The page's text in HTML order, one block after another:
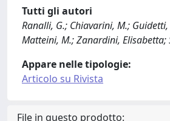
Tutti gli autori
Ranalli, G.; Chiavarini, M.; Guidetti,
Matteini, M.; Zanardini, Elisabetta;
Appare nelle tipologie:
Articolo su Rivista
File in questo prodotto: